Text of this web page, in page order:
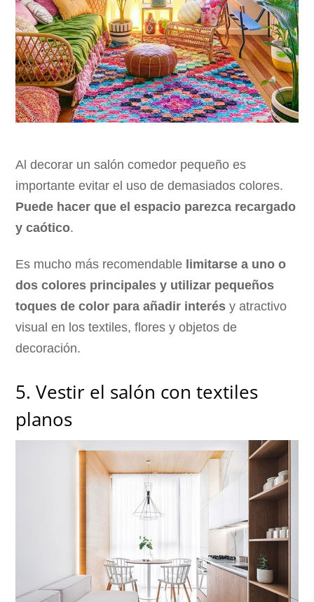
Al decorar un salón comedor pequeño es
importante evitar el uso de demasiados colores.
Puede hacer que el espacio parezca recargado
y caótico.
Es mucho más recomendable limitarse a uno o
dos colores principales y utilizar pequeños
toques de color para añadir interés y atractivo
visual en los textiles, flores y objetos de
decoración.
5. Vestir el salón con textiles
planos